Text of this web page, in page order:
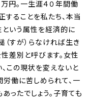
円。一生涯４０年間働
ることを私たち、本当
という属性を経済的に
すが）らなければ生き
差別と呼びます。女性
この現状を変えないと
働に苦しめられて、一
ったでしょう。子育ても